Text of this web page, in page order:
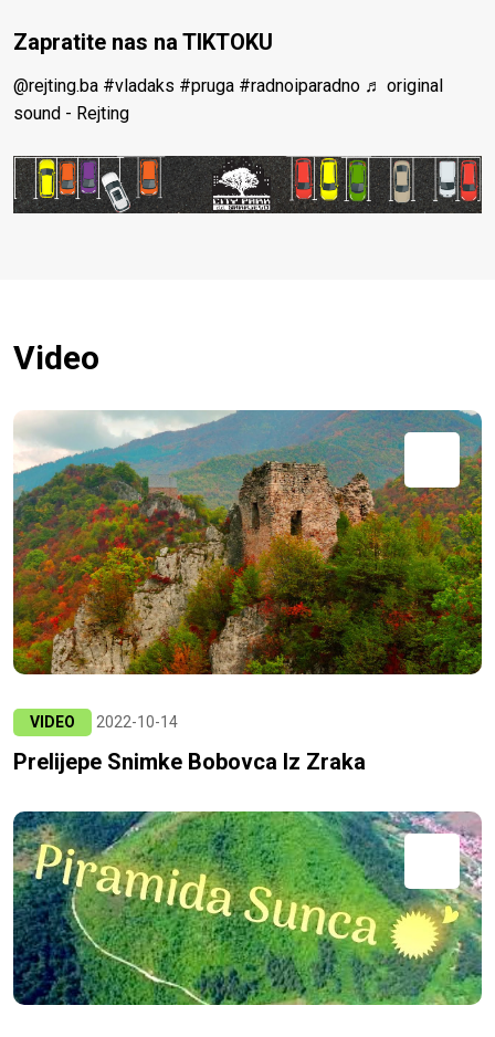
Zapratite nas na TIKTOKU
@rejting.ba #vladaks #pruga #radnoiparadno ♬ original
sound - Rejting
Video
VIDEO 2022-10-14
Prelijepe Snimke Bobovca Iz Zraka